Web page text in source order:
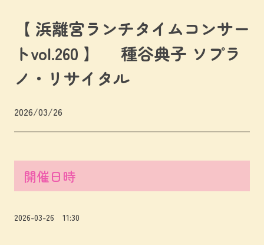
【 浜離宮ランチタイムコンサー
トvol.260 】 種谷典子 ソプラ
ノ・リサイタル
2026/03/26
開催日時
2026-03-26 11:30